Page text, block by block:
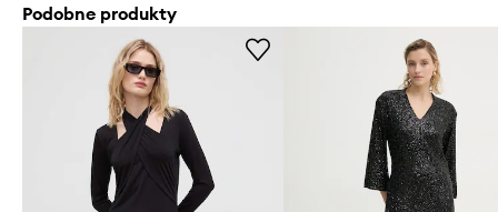
Podobne produkty